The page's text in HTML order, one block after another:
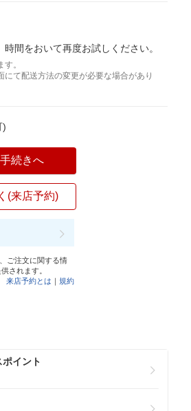
間をおいて再度お試しください。
。
て配送方法の変更が必要な場合があり
)
続きへ
(来店予約)
ご注文に関する情
されます。
来店予約とは ｜規約
イント